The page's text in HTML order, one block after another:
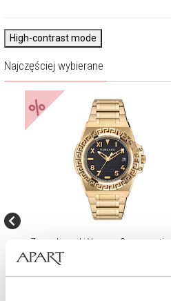
High-contrast mode
Najczęściej wybierane
%
Zegarek męski Versace Greca reaction